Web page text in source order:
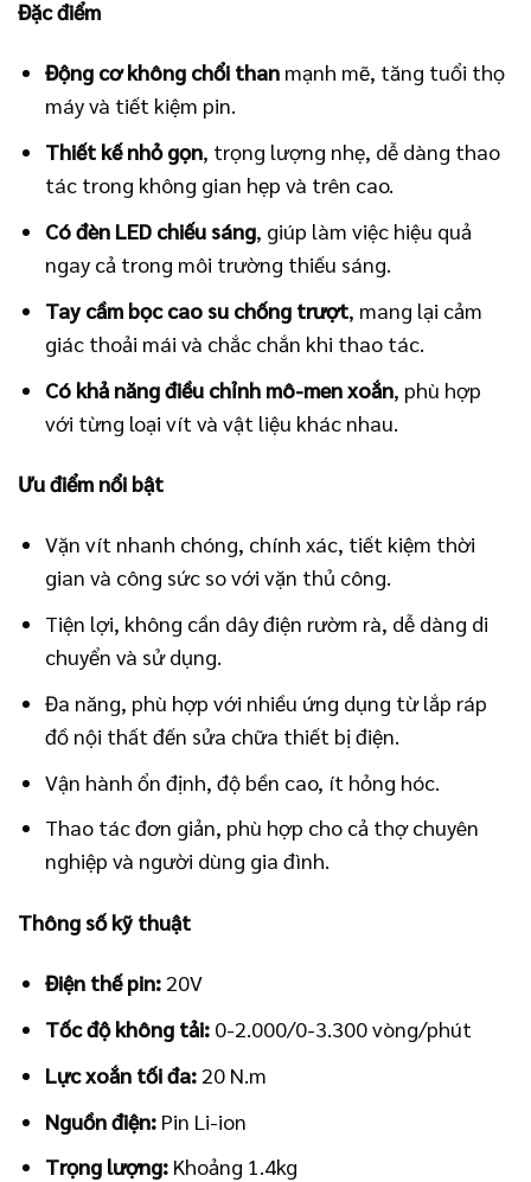
Đặc điểm
Động cơ không chổi than mạnh mẽ, tăng tuổi thọ
máy và tiết kiệm pin.
Thiết kế nhỏ gọn, trọng lượng nhẹ, dễ dàng thao
tác trong không gian hẹp và trên cao.
Có đèn LED chiếu sáng, giúp làm việc hiệu quả
ngay cả trong môi trường thiếu sáng.
Tay cầm bọc cao su chống trượt, mang lại cảm
giác thoải mái và chắc chắn khi thao tác.
Có khả năng điều chỉnh mô-men xoắn, phù hợp
với từng loại vít và vật liệu khác nhau.
Ưu điểm nổi bật
Vặn vít nhanh chóng, chính xác, tiết kiệm thời
gian và công sức so với vặn thủ công.
Tiện lợi, không cần dây điện rườm rà, dễ dàng di
chuyển và sử dụng.
Đa năng, phù hợp với nhiều ứng dụng từ lắp ráp
đồ nội thất đến sửa chữa thiết bị điện.
Vận hành ổn định, độ bền cao, ít hỏng hóc.
Thao tác đơn giản, phù hợp cho cả thợ chuyên
nghiệp và người dùng gia đình.
Thông số kỹ thuật
Điện thế pin:20V
Tốc độ không tải: 0-2.000/0-3.300 vòng/phút
Lực xoắn tối đa:20 N.m
Nguồn điện: Pin Li-ion
Trọng lượng: Khoảng 1.4kg